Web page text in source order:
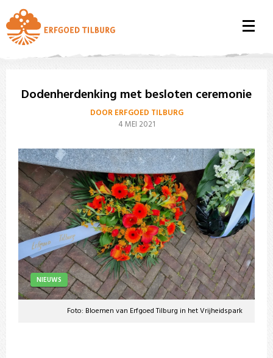
Dodenherdenking met besloten ceremonie
DOOR ERFGOED TILBURG
4 MEI 2021
NIEUWS
Foto: Bloemen van Erfgoed Tilburg in het Vrijheidspark